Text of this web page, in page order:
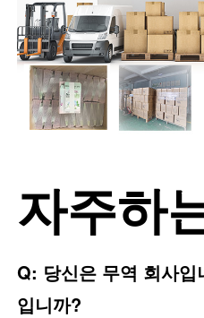
자주하
Q: 당신은 무역 회사
입니까?